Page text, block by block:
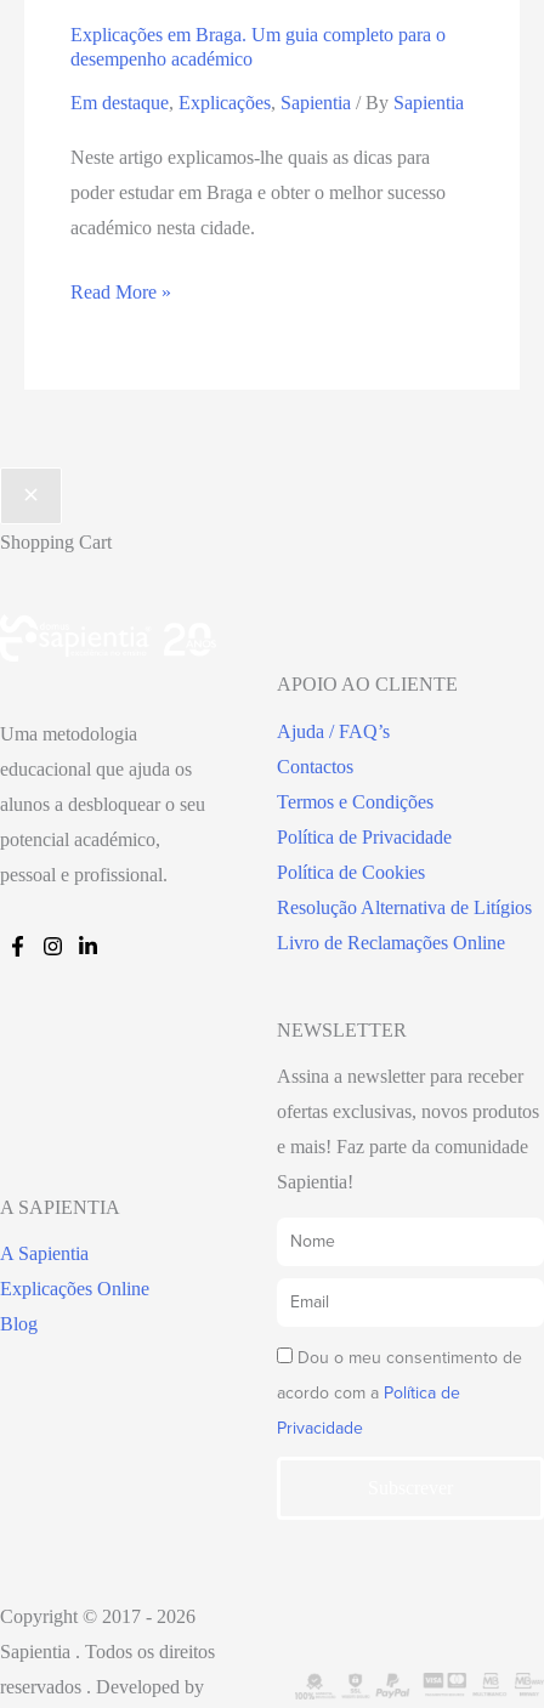
Explicações em Braga. Um guia completo para o
desempenho académico
Em destaque,Explicações, Sapientia / By Sapientia
Neste artigo explicamos-lhe quais as dicas para
poder estudar em Braga e obter o melhor sucesso
académico nesta cidade.
Read More »
Shopping Cart
Uma metodologia
educacional que ajuda os
alunos a desbloquear o seu
potencial académico,
pessoal e profissional.
APOIO AO CLIENTE
Ajuda / FAQ’s
Contactos
Termos e Condições
Política de Privacidade
Política de Cookies
Resolução Alternativa de Litígios
Livro de Reclamações Online
A SAPIENTIA
A Sapientia
Explicações Online
Blog
NEWSLETTER
Assina a newsletter para receber
ofertas exclusivas, novos produtos
e mais! Faz parte da comunidade
Sapientia!
Dou o meu consentimento de
acordo com a Política de
Privacidade
Copyright © 2017 - 2026
Sapientia . Todos os direitos
reservados . Developed by